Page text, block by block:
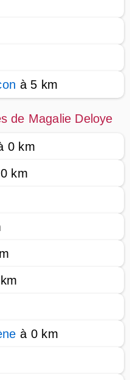
à 5 km
de Magalie Deloye
0 km
km
à 0 km